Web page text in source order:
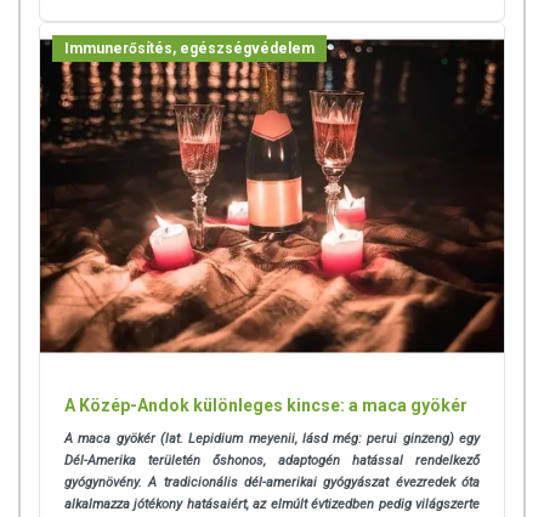
Immunerősítés, egészségvédelem
A Közép-Andok különleges kincse: a maca gyökér
A maca gyökér (lat. Lepidium meyenii, lásd még: perui ginzeng) egy
Dél-Amerika területén őshonos, adaptogén hatással rendelkező
gyógynövény. A tradicionális dél-amerikai gyógyászat évezredek óta
alkalmazza jótékony hatásaiért, az elmúlt évtizedben pedig világszerte